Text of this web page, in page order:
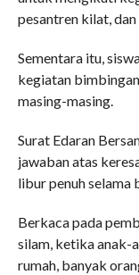
pesantren kilat,
Sementara itu,
kegiatan
masing-masing.
Surat Edaran
jawaban atas
libur penuh selama
Berkaca pada
silam, ketika anak-
rumah, banyak